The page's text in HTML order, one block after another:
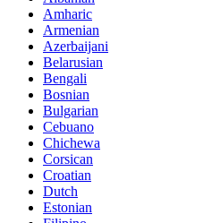
Amharic
Armenian
Azerbaijani
Belarusian
Bengali
Bosnian
Bulgarian
Cebuano
Chichewa
Corsican
Croatian
Dutch
Estonian